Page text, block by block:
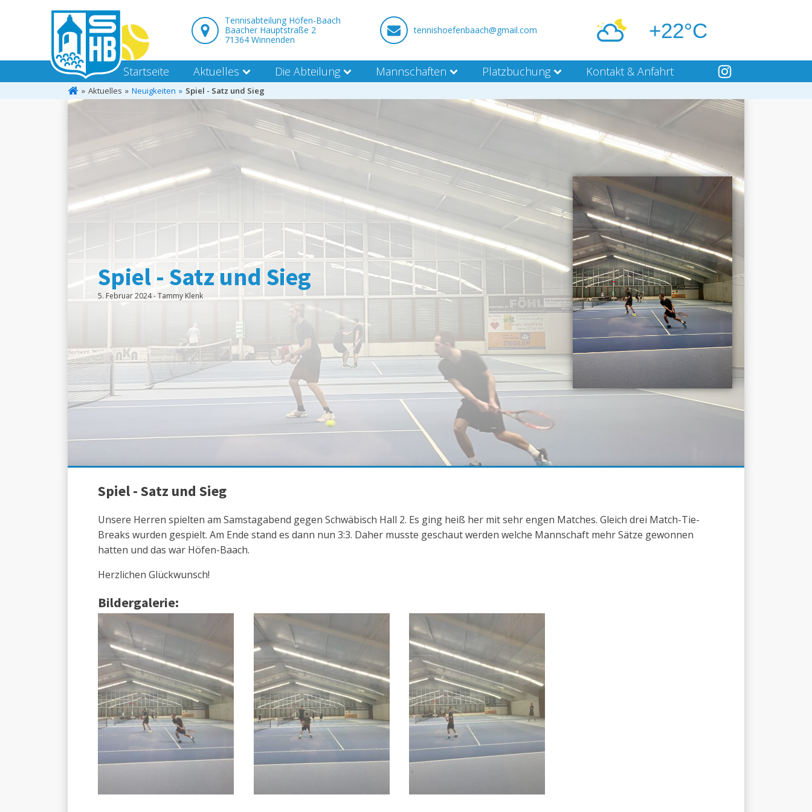
Tennisabteilung Höfen-Baach
Baacher Hauptstraße 2
71364 Winnenden
tennishoefenbaach@gmail.com +22°C
Startseite Aktuelles Die Abteilung Mannschaften Platzbuchung Kontakt & Anfahrt
Aktuelles Neuigkeiten Spiel - Satz und Sieg
Spiel - Satz und Sieg
5. Februar 2024-Tammy Klenk
Spiel - Satz und Sieg
Unsere Herren spielten am Samstagabend gegen Schwäbisch Hall 2. Es ging heiß her mit sehr engen Matches. Gleich drei Match-Tie-
Breaks wurden gespielt. Am Ende stand es dann nun 3:3. Daher musste geschaut werden welche Mannschaft mehr Sätze gewonnen
hatten und das war Höfen-Baach.
Herzlichen Glückwunsch!
Bildergalerie: